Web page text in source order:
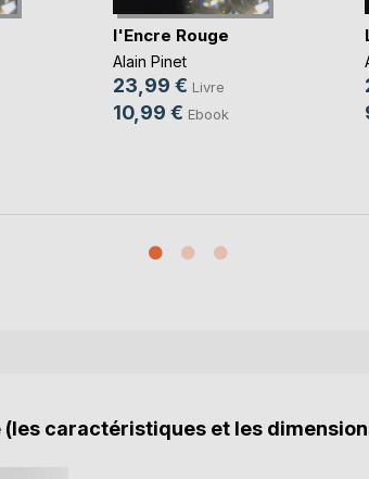
l'Encre Rouge
Alain Pinet
23,99 € Livre
10,99 € Ebook
caractéristiques et les